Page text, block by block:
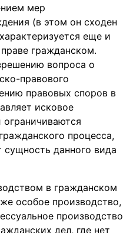
мер
(в этом он сходен
еще и
гражданском.
вопроса о
правового
правовых споров в
исковое
процесса,
сущность данного вида
в гражданском
особое производство,
производство
дел, где нет